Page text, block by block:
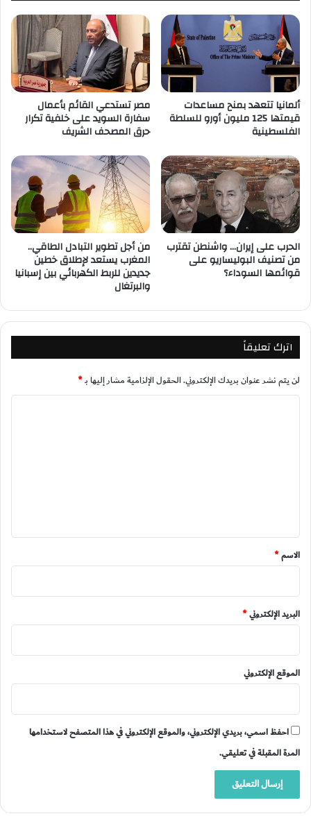
ألمانيا تتعهد بمنح مساعدات
قيمتها 125 مليون أورو للسلطة
الفلسطينية
مصر تستدعي القائم بأعمال
سفارة السويد على خلفية تكرار
حرق المصحف الشريف
الحرب على إيران… واشنطن تقترب
من تصنيف البوليساريو على
قوائمها السوداء؟
من أجل تطوير التبادل الطاقي..
المغرب يستعد لإطلاق خطين
جديدين للربط الكهربائي بين إسبانيا
والبرتغال
اترك تعليقاً
لن يتم نشر عنوان بريدك الإلكتروني.الحقول الإلزامية مشار إليها بـ*
*
الاسم*
البريد الإلكتروني*
الموقع الإلكتروني
احفظ اسمي، بريدي الإلكتروني، والموقع الإلكتروني في هذا المتصفح لاستخدامها
المرة المقبلة في تعليقي.